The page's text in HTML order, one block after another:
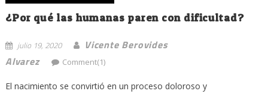
¿Por qué las humanas paren con dificultad?
julio 19, 2020
Vicente Berovides
Alvarez
Comment(1)
El nacimiento se convirtió en un proceso doloroso y